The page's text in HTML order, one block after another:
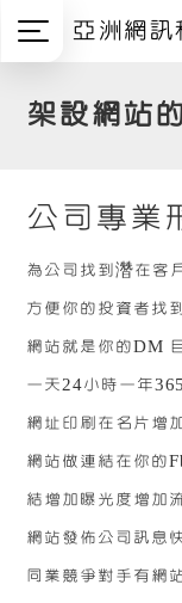
架設網站
公司專業
為公司找到濳在客
方便你的投資者找
網站就是你的DM
一天24小時一年
網址印刷在名片增
網站做連結在你的
結增加曝光度增加
網站發佈公司訊息
同業競爭對手有網
亞洲網訊